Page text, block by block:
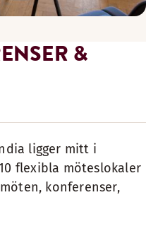
&
ligger mitt i
flexibla möteslokaler
konferenser,